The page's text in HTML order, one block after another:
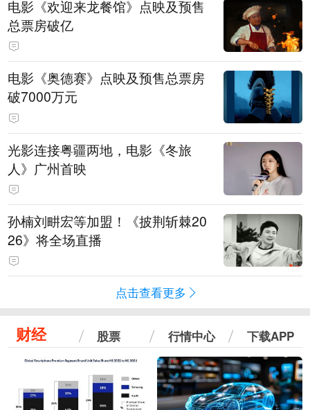
电影《欢迎来龙餐馆》点映及预售
总票房破亿
电影《奥德赛》点映及预售总票房
破7000万元
光影连接粤疆两地，电影《冬旅
人》广州首映
孙楠刘畊宏等加盟！《披荆斩棘20
26》将全场直播
点击查看更多
财经 股票 行情中心 下载APP